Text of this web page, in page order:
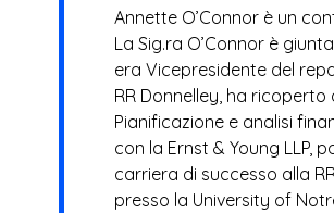
Annette O’Connor è un
La Sig.ra O’Connor è
era Vicepresidente del
RR Donnelley, ha
Pianificazione e analisi
con la Ernst & Young LLP,
carriera di successo alla
presso la University of